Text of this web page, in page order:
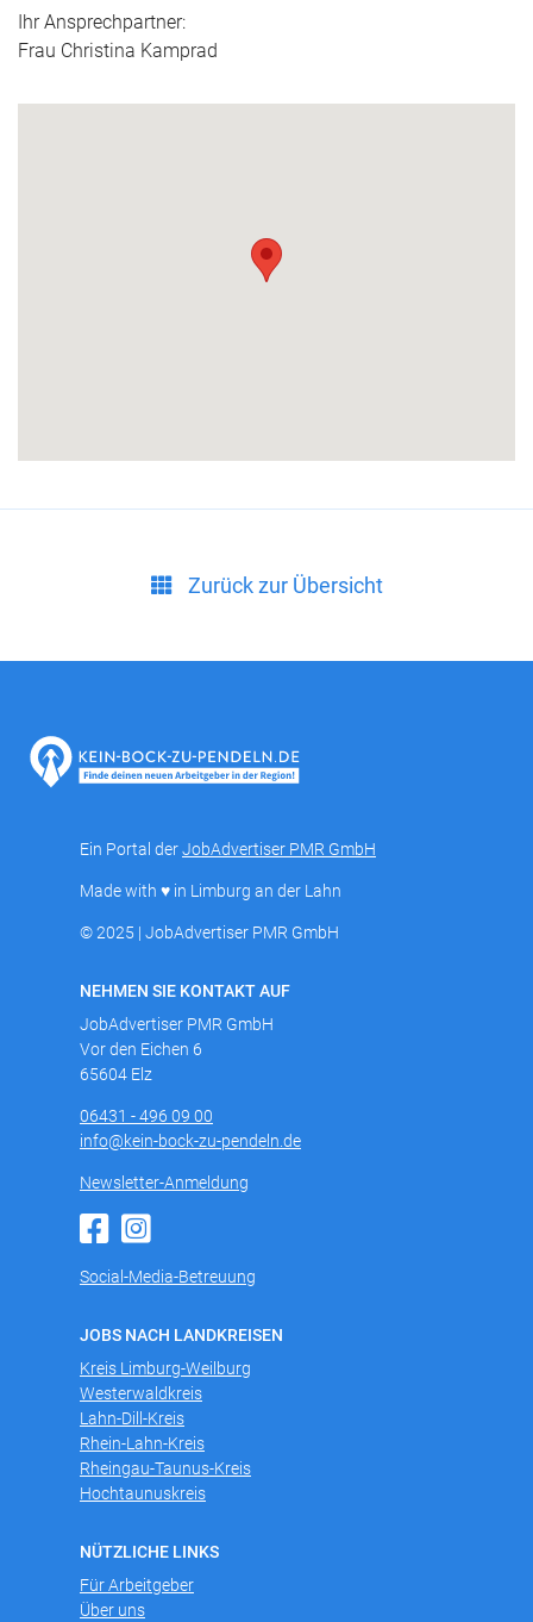
Ihr Ansprechpartner:
Frau Christina Kamprad
Zurück zur Übersicht
Ein Portal derJobAdvertiser PMR GmbH
Made with ♥ in Limburg an der Lahn
© 2025 | JobAdvertiser PMR GmbH
NEHMEN SIE KONTAKT AUF
JobAdvertiser PMR GmbH
Vor den Eichen 6
65604 Elz
06431 - 496 09 00
info@kein-bock-zu-pendeln.de
Newsletter-Anmeldung
Social-Media-Betreuung
JOBS NACH LANDKREISEN
Kreis Limburg-Weilburg
Westerwaldkreis
Lahn-Dill-Kreis
Rhein-Lahn-Kreis
Rheingau-Taunus-Kreis
Hochtaunuskreis
NÜTZLICHE LINKS
Für Arbeitgeber
Über uns